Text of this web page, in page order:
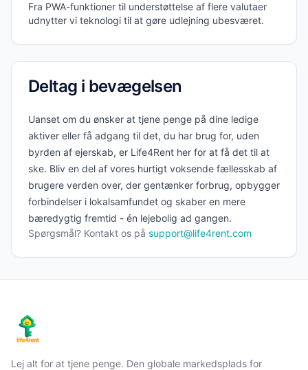
Fra PWA-funktioner til understøttelse af flere valutaer
udnytter vi teknologi til at gøre udlejning ubesværet.
Deltag i bevægelsen
Uanset om du ønsker at tjene penge på dine ledige
aktiver eller få adgang til det, du har brug for, uden
byrden af ​​ejerskab, er Life4Rent her for at få det til at
ske. Bliv en del af vores hurtigt voksende fællesskab af
brugere verden over, der gentænker forbrug, opbygger
forbindelser i lokalsamfundet og skaber en mere
bæredygtig fremtid - én lejebolig ad gangen.
Spørgsmål? Kontakt os på support@life4rent.com
Lej alt for at tjene penge. Den globale markedsplads for